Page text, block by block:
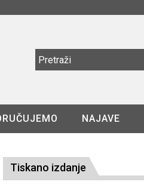
NAJAVE
Tiskano izdanje